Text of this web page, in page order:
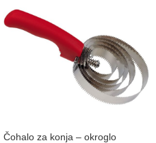
Čohalo za konja – okroglo